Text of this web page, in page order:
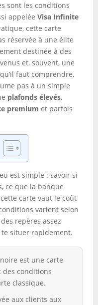
sont les conditions
appelée Visa Infinite
cette carte
réservée à une élite
destinée à des
et, souvent, une
faut comprendre,
pas à un simple
plafonds élevés,
premium et parfois
est simple : savoir si
ce que la banque
carte vaut le coût
varient selon
repères assez
situer rapidement.
est une carte
des conditions
classique.
aux clients aux